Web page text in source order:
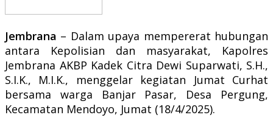
Jembrana – Dalam upaya mempererat hubungan
antara Kepolisian dan masyarakat, Kapolres
Jembrana AKBP Kadek Citra Dewi Suparwati, S.H.,
S.I.K., M.I.K., menggelar kegiatan Jumat Curhat
bersama warga Banjar Pasar, Desa Pergung,
Kecamatan Mendoyo, Jumat (18/4/2025).